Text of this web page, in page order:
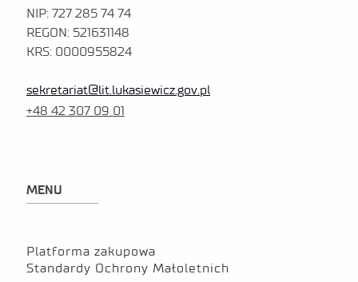
NIP: 727 285 74 74
REGON: 521631148
KRS: 0000955824
sekretariat@lit.lukasiewicz.gov.pl
+48 42 307 09 01
MENU
Platforma zakupowa
Standardy Ochrony Małoletnich